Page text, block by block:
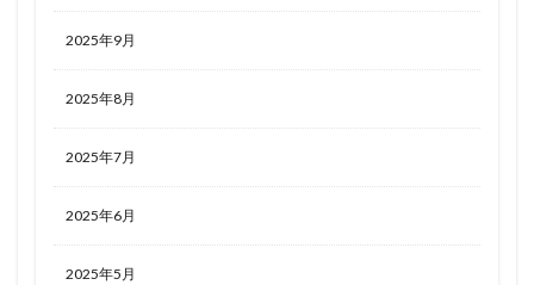
2025年9月
2025年8月
2025年7月
2025年6月
2025年5月